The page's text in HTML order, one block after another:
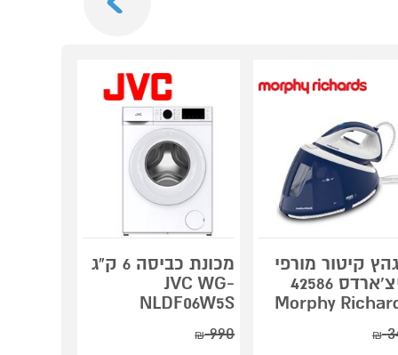
קיטור מורפי
ריצ'ארדס 42586
Morphy
₪
מכונת כביסה 6 ק"ג
JVC WG-
NLDF06W5S
990
₪